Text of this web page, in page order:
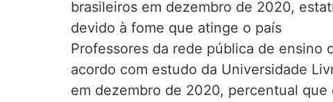
brasileiros em dezembro de 2020,
devido à fome que atinge o país
Professores da rede pública de ensino
acordo com estudo da Universidade
em dezembro de 2020, percentual que